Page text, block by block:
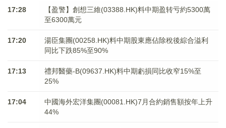
17:28
【盈警】創想三維(03388.HK)料中期盈转亏約5300萬
至6300萬元
17:20
湯臣集團(00258.HK)料中期股東應佔除稅後綜合溢利
同比下跌85%至90%
17:13
禮邦醫藥-B(09637.HK)料中期虧損同比收窄15%至
25%
17:04
中國海外宏洋集團(00081.HK)7月合約銷售額按年上升
44%